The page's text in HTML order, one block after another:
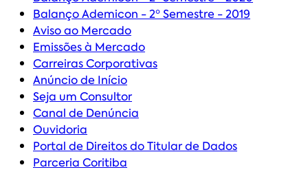
Balanço Ademicon - 2º Semestre - 2019
Aviso ao Mercado
Emissões à Mercado
Carreiras Corporativas
Anúncio de Início
Seja um Consultor
Canal de Denúncia
Ouvidoria
Portal de Direitos do Titular de Dados
Parceria Coritiba